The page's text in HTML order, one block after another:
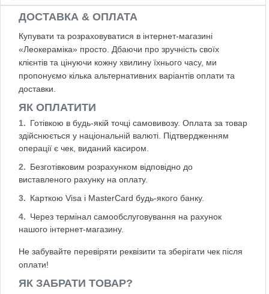
ДОСТАВКА & ОПЛАТА
Купувати та розраховуватися в інтернет-магазині
«Леокераміка» просто. Дбаючи про зручність своїх
клієнтів та цінуючи кожну хвилину їхнього часу, ми
пропонуємо кілька альтернативних варіантів оплати та
доставки.
ЯК ОПЛАТИТИ
Готівкою в будь-якій точці самовивозу. Оплата за товар
здійснюється у національній валюті. Підтвердженням
операції є чек, виданий касиром.
Безготівковим розрахунком відповідно до
виставленого рахунку на оплату.
Карткою Visa і MasterCard будь-якого банку.
Через термінал самообслуговування на рахунок
нашого інтернет-магазину.
Не забувайте перевіряти реквізити та зберігати чек після
оплати!
ЯК ЗАБРАТИ ТОВАР?